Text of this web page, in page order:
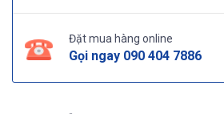
Đặt mua hàng online
Gọi ngay 090 404 7886